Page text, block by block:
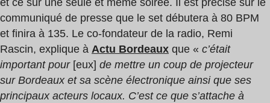
et ce sur une seule et même soirée. Il est précisé sur le
communiqué de presse que le set débutera à 80 BPM
et finira à 135. Le co-fondateur de la radio, Remi
Rascin, explique à Actu Bordeaux que « c’était
important pour [eux] de mettre un coup de projecteur
sur Bordeaux et sa scène électronique ainsi que ses
principaux acteurs locaux. C’est ce que s’attache à